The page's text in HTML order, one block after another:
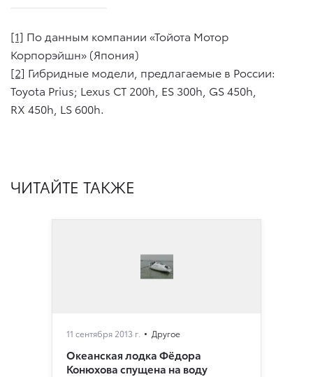
[1] По данным компании «Тойота Мотор
Корпорэйшн» (Япония)
[2] Гибридные модели, предлагаемые в России:
Toyota Prius; Lexus CT 200h, ES 300h, GS 450h,
RX 450h, LS 600h.
ЧИТАЙТЕ ТАКЖЕ
11 сентября 2013 г. Другое
Океанская лодка Фёдора
Конюхова спущена на воду